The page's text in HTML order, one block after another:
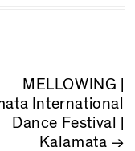
MELLOWING |
International
Dance Festival |
Kalamata →